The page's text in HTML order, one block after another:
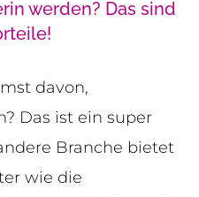
werden? Das sind
davon,
Das ist ein super
Branche bietet
wie die